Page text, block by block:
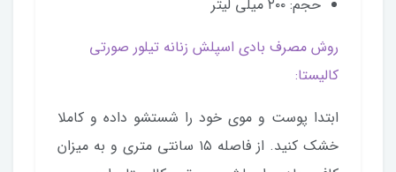
حجم: ۲۰۰ میلی لیتر
روش مصرف بادی اسپلش زنانه تیلور صورتی
کالیستا:
ابتدا پوست و موی خود را شستشو داده و کاملا
خشک کنید. از فاصله ۱۵ سانتی متری و به میزان